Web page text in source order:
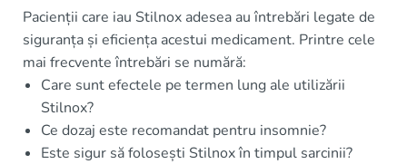
Pacienții care iau Stilnox adesea au întrebări legate de
siguranța și eficiența acestui medicament. Printre cele
mai frecvente întrebări se numără:
Care sunt efectele pe termen lung ale utilizării
Stilnox?
Ce dozaj este recomandat pentru insomnie?
Este sigur să folosești Stilnox în timpul sarcinii?